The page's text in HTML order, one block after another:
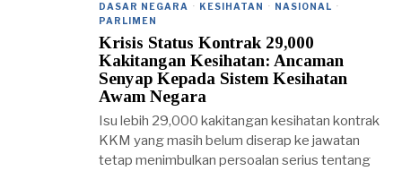
DASAR NEGARA · KESIHATAN · NASIONAL ·
PARLIMEN
Krisis Status Kontrak 29,000
Kakitangan Kesihatan: Ancaman
Senyap Kepada Sistem Kesihatan
Awam Negara
Isu lebih 29,000 kakitangan kesihatan kontrak
KKM yang masih belum diserap ke jawatan
tetap menimbulkan persoalan serius tentang